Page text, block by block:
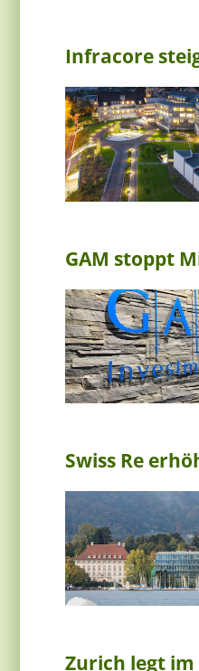
Infracore
GAM stoppt
Swiss Re
Zurich legt